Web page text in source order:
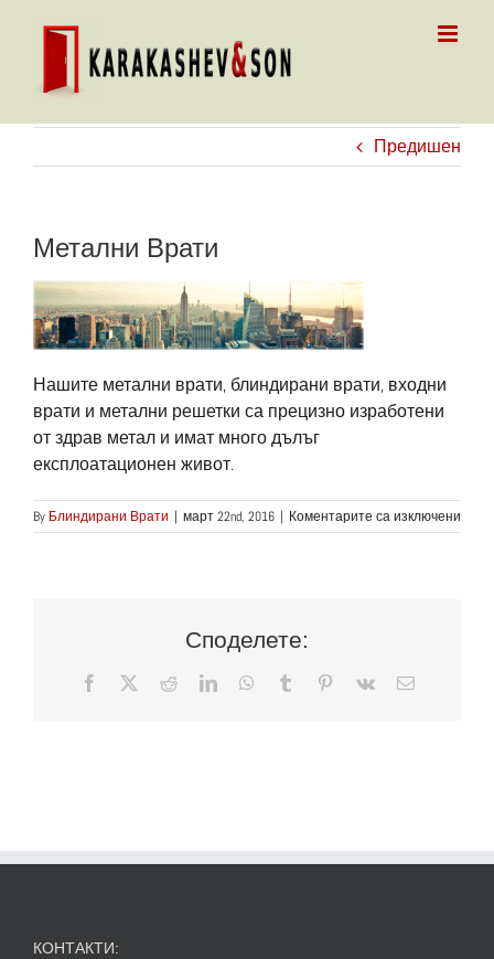
Предишен
Метални Врати
Нашите метални врати, блиндирани врати, входни
врати и метални решетки са прецизно изработени
от здрав метал и имат много дълъг
експлоатационен живот.
By Блиндирани Врати | март 22nd, 2016 | Коментарите са изключени
Споделете:
Facebook RedditLinkedInWhatsApp
Tumblr Pinterest
Vk
КОНТАКТИ: